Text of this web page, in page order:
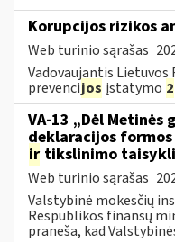
Korupcijos rizikos
Web turinio sąrašas
Vadovaujantis Lietuvos
prevencijos įstatymo 2
VA-13 „Dėl
deklaracijos formos
ir tikslinimo
Web turinio sąrašas
Valstybinė mokesčių
Respublikos finansų
praneša, kad